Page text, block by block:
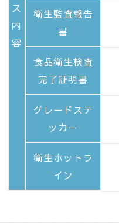
ス
内
容
衛生監査報告
書
食品衛生検査
完了証明書
グレードステ
ッカー
衛生ホットラ
イン